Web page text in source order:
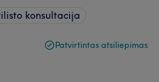
konsultacija
Patvirtintas atsiliepimas